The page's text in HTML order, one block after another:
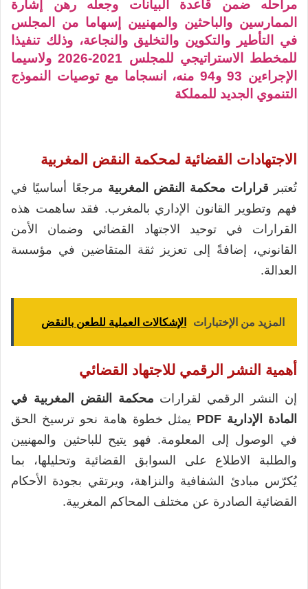
مراحله ضمن قاعدة البيانات وجعله رهن إشارة
الممارسين والباحثين والمهنيين إسهاما من المجلس
في التأطير والتكوين والتخليق والنجاعة، وذلك تنفيذا
للمخطط الاستراتيجي للمجلس 2021-2026 ولاسيما
الإجراءين 93 و94 منه، انسجاما مع توصيات النموذج
التنموي الجديد للمملكة
الاجتهادات القضائية لمحكمة النقض المغربية
تُعتبر قرارات محكمة النقض المغربية مرجعًا أساسيًا في
فهم وتطوير القانون الإداري بالمغرب. فقد ساهمت هذه
القرارات في توحيد الاجتهاد القضائي وضمان الأمن
القانوني، إضافةً إلى تعزيز ثقة المتقاضين في مؤسسة
العدالة.
المزيد من الإختبارات الإشكالات العملية للطعن بالنقض
أهمية النشر الرقمي للاجتهاد القضائي
إن النشر الرقمي لقرارات محكمة النقض المغربية في
المادة الإدارية PDF
يمثل خطوة هامة نحو ترسيخ الحق
في الوصول إلى المعلومة. فهو يتيح للباحثين والمهنيين
والطلبة الاطلاع على السوابق القضائية وتحليلها، بما
يُكرّس مبادئ الشفافية والنزاهة، ويرتقي بجودة الأحكام
القضائية الصادرة عن مختلف المحاكم المغربية.